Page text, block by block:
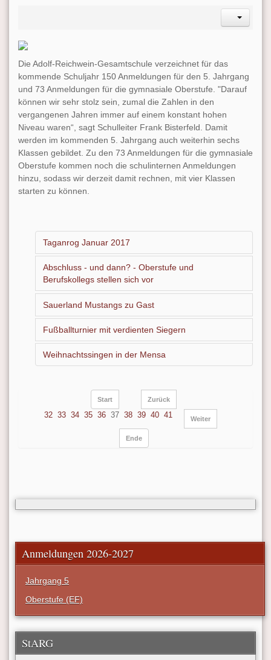
Die Adolf-Reichwein-Gesamtschule verzeichnet für das
kommende Schuljahr 150 Anmeldungen für den 5. Jahrgang
und 73 Anmeldungen für die gymnasiale Oberstufe. "Darauf
können wir sehr stolz sein, zumal die Zahlen in den
vergangenen Jahren immer auf einem konstant hohen
Niveau waren“, sagt Schulleiter Frank Bisterfeld. Damit
werden im kommenden 5. Jahrgang auch weiterhin sechs
Klassen gebildet. Zu den 73 Anmeldungen für die gymnasiale
Oberstufe kommen noch die schulinternen Anmeldungen
hinzu, sodass wir derzeit damit rechnen, mit vier Klassen
starten zu können.
Taganrog Januar 2017
Abschluss - und dann? - Oberstufe und
Berufskollegs stellen sich vor
Sauerland Mustangs zu Gast
Fußballturnier mit verdienten Siegern
Weihnachtssingen in der Mensa
Start Zurück
32 33 34 35 36 37 38 39 40 41 Weiter
Ende
Anmeldungen 2026-2027
Jahrgang 5
Oberstufe (EF)
StARG